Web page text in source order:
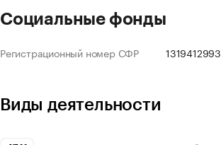
Социальные фонды
Регистрационный номер СФР 1319412993
Виды деятельности